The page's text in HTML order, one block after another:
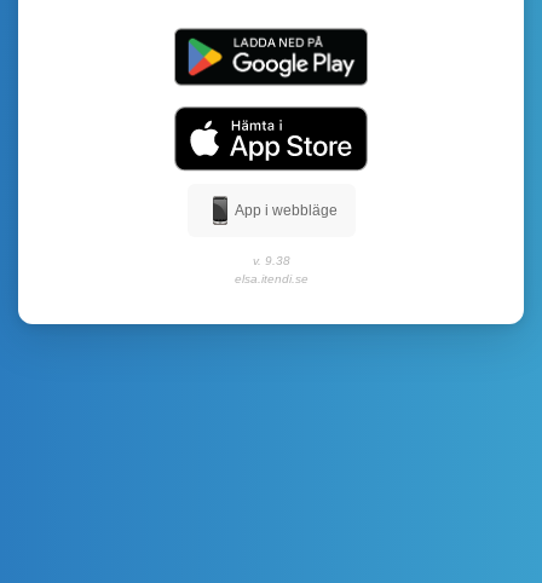
App i webbläge
v. 9.38
elsa.itendi.se